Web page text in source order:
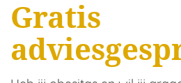
Gratis